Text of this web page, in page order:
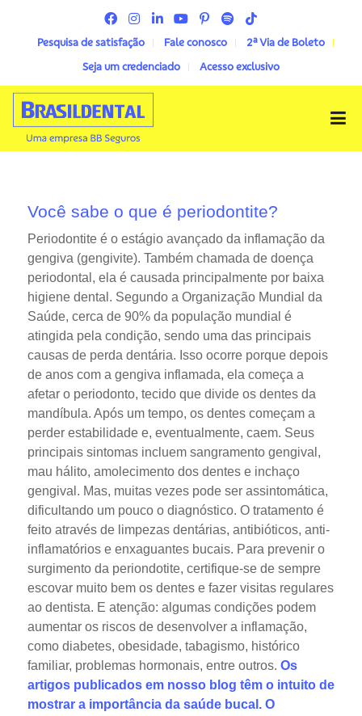
Pesquisa de satisfação Fale conosco
2ª Via de Boleto
Seja um credenciado
Acesso exclusivo
Menu
Você sabe o que é periodontite?
Periodontite é o estágio avançado da inflamação da
gengiva (gengivite). Também chamada de doença
periodontal, ela é causada principalmente por baixa
higiene dental. Segundo a Organização Mundial da
Saúde, cerca de 90% da população mundial é
atingida pela condição, sendo uma das principais
causas de perda dentária. Isso ocorre porque depois
de anos com a gengiva inflamada, ela começa a
afetar o periodonto, tecido que divide os dentes da
mandíbula. Após um tempo, os dentes começam a
perder estabilidade e, eventualmente, caem. Seus
principais sintomas incluem sangramento gengival,
mau hálito, amolecimento dos dentes e inchaço
gengival. Mas, muitas vezes pode ser assintomática,
dificultando um pouco o diagnóstico. O tratamento é
feito através de limpezas dentárias, antibióticos, anti-
inflamatórios e enxaguantes bucais. Para prevenir o
surgimento da periondotite, certifique-se de sempre
escovar muito bem os dentes e fazer visitas regulares
ao dentista. E atenção: algumas condições podem
aumentar os riscos de desenvolver a inflamação,
como diabetes, obesidade, tabagismo, histórico
familiar, problemas hormonais, entre outros. Os
artigos publicados em nosso blog têm o intuito de
mostrar a importância da saúde bucal. O